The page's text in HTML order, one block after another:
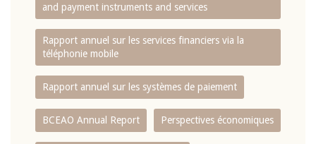
and payment instruments and services
Rapport annuel sur les services financiers via la
téléphonie mobile
Rapport annuel sur les systèmes de paiement
BCEAO Annual Report Perspectives économiques